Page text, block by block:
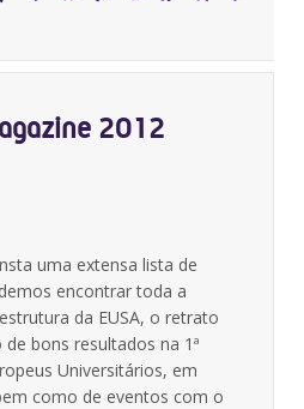
2012
uma extensa lista de
encontrar toda a
da EUSA, o retrato
bons resultados na 1ª
Universitários, em
como de eventos com o